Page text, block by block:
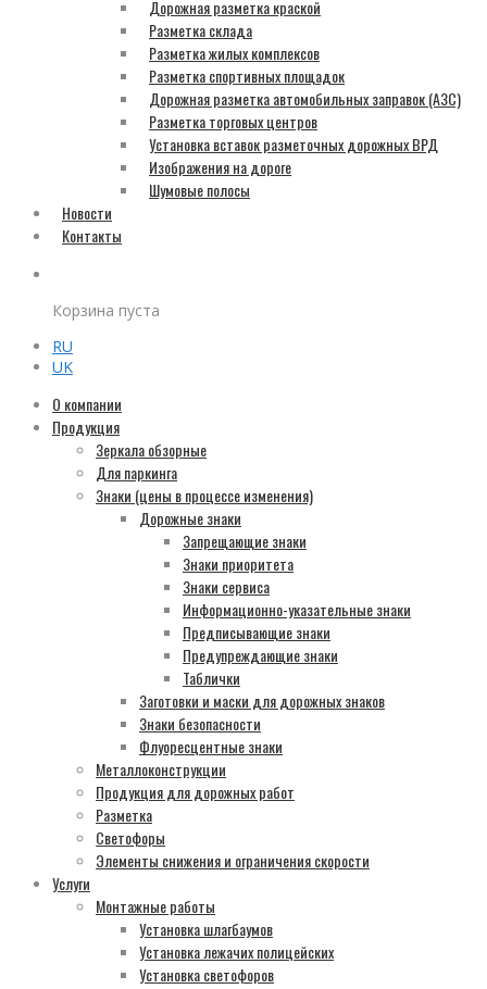
Дорожная разметка краской
Разметка склада
Разметка жилых комплексов
Разметка спортивных площадок
Дорожная разметка автомобильных заправок (АЗС)
Разметка торговых центров
Установка вставок разметочных дорожных ВРД
Изображения на дороге
Шумовые полосы
Новости
Контакты
Корзина пуста
RU
UK
О компании
Продукция
Зеркала обзорные
Для паркинга
Знаки (цены в процессе изменения)
Дорожные знаки
Запрещающие знаки
Знаки приоритета
Знаки сервиса
Информационно-указательные знаки
Предписывающие знаки
Предупреждающие знаки
Таблички
Заготовки и маски для дорожных знаков
Знаки безопасности
Флуоресцентные знаки
Металлоконструкции
Продукция для дорожных работ
Разметка
Светофоры
Элементы снижения и ограничения скорости
Услуги
Монтажные работы
Установка шлагбаумов
Установка лежачих полицейских
Установка светофоров